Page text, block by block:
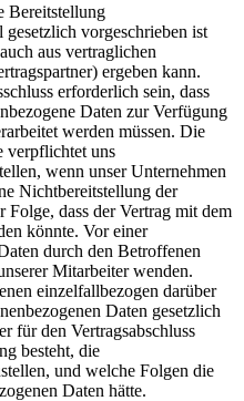
Bereitstellung
vorgeschrieben ist
aus vertraglichen
ergeben kann.
erforderlich sein, dass
Daten zur Verfügung
werden müssen. Die
verpflichtet uns
wenn unser Unternehmen
Nichtbereitstellung der
Folge, dass der Vertrag mit dem
könnte. Vor einer
durch den Betroffenen
Mitarbeiter wenden.
einzelfallbezogen darüber
Daten gesetzlich
für den Vertragsabschluss
besteht, die
und welche Folgen die
Daten hätte.